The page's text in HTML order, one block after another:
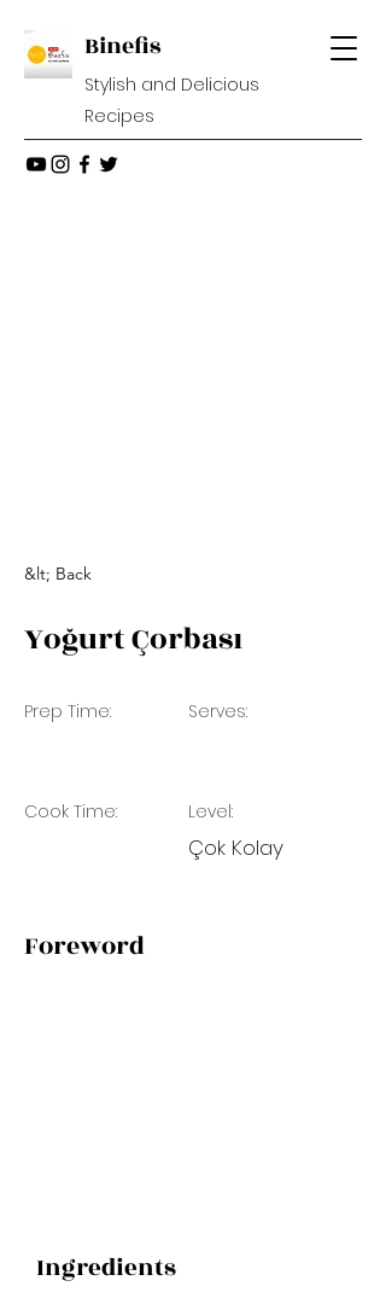
Binefis
Stylish and Delicious
Recipes
&lt; Back
Yoğurt Çorbası
Prep Time: Serves:
Cook Time: Level:
Çok Kolay
Foreword
Ingredients